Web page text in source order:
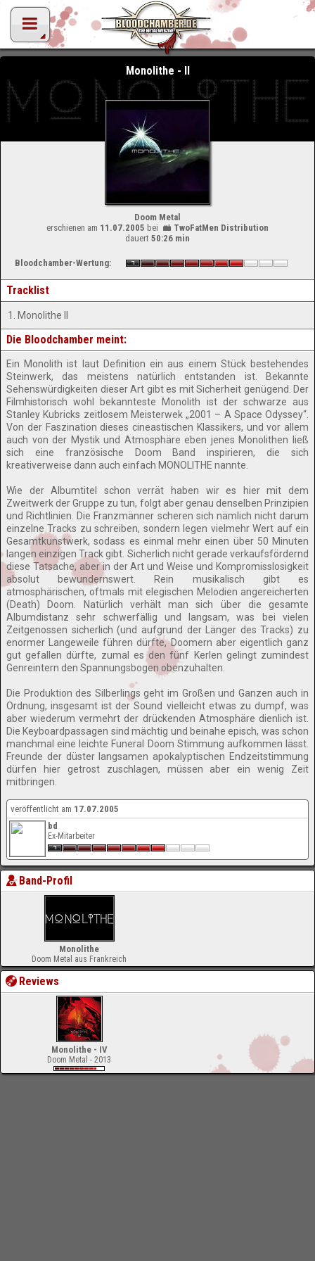
Monolithe - II
Doom Metal
erschienen am 11.07.2005 bei
TwoFatMen Distribution
dauert 50:26 min
Bloodchamber-Wertung:
Tracklist
1. Monolithe II
Die Bloodchamber meint:
Ein Monolith ist laut Definition ein aus einem Stück bestehendes
Steinwerk, das meistens natürlich entstanden ist. Bekannte
Sehenswürdigkeiten dieser Art gibt es mit Sicherheit genügend. Der
Filmhistorisch wohl bekannteste Monolith ist der schwarze aus
Stanley Kubricks zeitlosem Meisterwek „2001 – A Space Odyssey“.
Von der Faszination dieses cineastischen Klassikers, und vor allem
auch von der Mystik und Atmosphäre eben jenes Monolithen ließ
sich eine französische Doom Band inspirieren, die sich
kreativerweise dann auch einfach MONOLITHE nannte.
Wie der Albumtitel schon verrät haben wir es hier mit dem
Zweitwerk der Gruppe zu tun, folgt aber genau denselben Prinzipien
und Richtlinien. Die Franzmänner scheren sich nämlich nicht darum
einzelne Tracks zu schreiben, sondern legen vielmehr Wert auf ein
Gesamtkunstwerk, sodass es einmal mehr einen über 50 Minuten
langen einzigen Track gibt. Sicherlich nicht gerade verkaufsfördernd
diese Tatsache, aber in der Art und Weise und Kompromisslosigkeit
absolut bewundernswert. Rein musikalisch gibt es
atmosphärischen, oftmals mit elegischen Melodien angereicherten
(Death) Doom. Natürlich verhält man sich über die gesamte
Albumdistanz sehr schwerfällig und langsam, was bei vielen
Zeitgenossen sicherlich (und aufgrund der Länger des Tracks) zu
enormer Langeweile führen dürfte, Doomern aber eigentlich ganz
gut gefallen dürfte, zumal es den fünf Kerlen gelingt zumindest
Genreintern den Spannungsbogen obenzuhalten.
Die Produktion des Silberlings geht im Großen und Ganzen auch in
Ordnung, insgesamt ist der Sound vielleicht etwas zu dumpf, was
aber wiederum vermehrt der drückenden Atmosphäre dienlich ist.
Die Keyboardpassagen sind mächtig und beinahe episch, was schon
manchmal eine leichte Funeral Doom Stimmung aufkommen lässt.
Freunde der düster langsamen apokalyptischen Endzeitstimmung
dürfen hier getrost zuschlagen, müssen aber ein wenig Zeit
mitbringen.
veröffentlicht am 17.07.2005
bd
Ex-Mitarbeiter
Band-Profil
Monolithe
Doom Metal aus Frankreich
Reviews
Monolithe - IV
Doom Metal - 2013